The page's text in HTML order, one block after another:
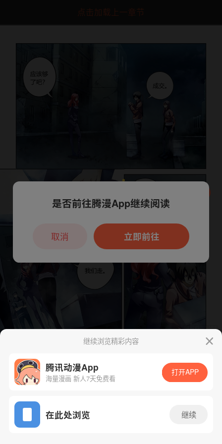
点击加载上一章节
App免费看
下一话 腾漫App免费看
继续浏览精彩内容
腾讯动漫App
海量漫画 新人7天免费看
打开APP
在此处浏览 继续
本章节仅支持App阅读，可打开App新用
户7天免费看
是否前往腾漫App继续阅读
立即前往
取消